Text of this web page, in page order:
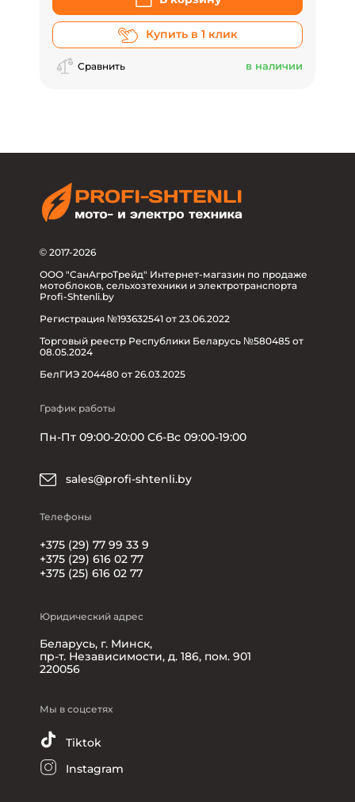
Купить в 1 клик
Сравнить в наличии
© 2017-2026
ООО "СанАгроТрейд" Интернет-магазин по продаже
мотоблоков, сельхозтехники и электротранспорта
Profi-Shtenli.by
Регистрация №193632541 от 23.06.2022
Торговый реестр Республики Беларусь №580485 от
08.05.2024
БелГИЭ 204480 от 26.03.2025
График работы
Пн-Пт 09:00-20:00 Сб-Вс 09:00-19:00
sales@profi-shtenli.by
Телефоны
+375 (29) 77 99 33 9
+375 (29) 616 02 77
+375 (25) 616 02 77
Юридический адрес
Беларусь, г. Минск,
пр-т. Независимости, д. 186, пом. 901
220056
Мы в соцсетях
Tiktok
Instagram